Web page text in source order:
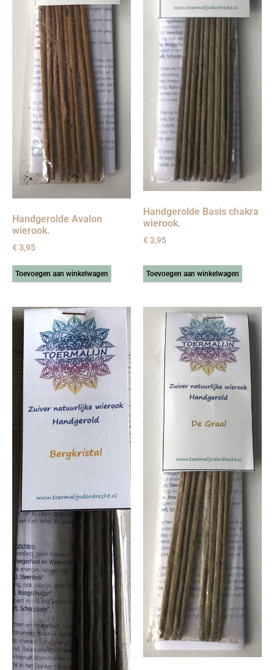
Handgerolde Avalon
wierook.
€3,95
Toevoegen aan winkelwagen
Handgerolde Basis chakra
wierook.
€3,95
Toevoegen aan winkelwagen